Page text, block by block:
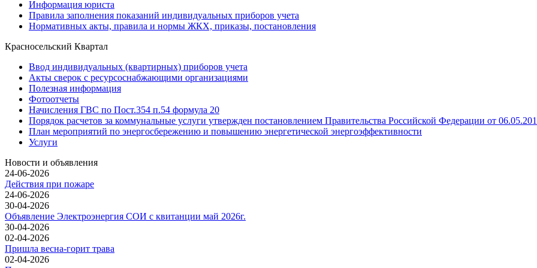
Информация юриста
Правила заполнения показаний индивидуальных приборов учета
Нормативных акты, правила и нормы ЖКХ, приказы, постановления
Красносельский Квартал
Ввод индивидуальных (квартирных) приборов учета
Акты сверок с ресурсоснабжающими организациями
Полезная информация
Фотоотчеты
Начисления ГВС по Пост.354 п.54 формула 20
Порядок расчетов за коммунальные услуги утвержден постановлением Правительства Российской Федерации от
План мероприятий по энергосбережению и повышению энергетической энергоэффективности
Услуги
Новости и объявления
24-06-2026
Действия при пожаре
24-06-2026
30-04-2026
Объявление Электроэнергия СОИ с квитанции май 2026г.
30-04-2026
02-04-2026
Пришла весна-горит трава
02-04-2026